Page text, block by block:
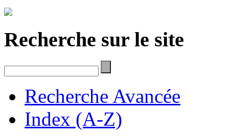
Recherche sur le site
Recherche Avancée
Index (A-Z)